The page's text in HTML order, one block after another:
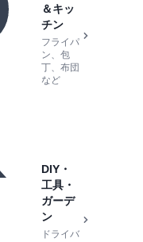
＆キッ
チン
フライパ
ン、包
丁、布団
など
DIY・
工具・
ガーデ
ン
ドライバ